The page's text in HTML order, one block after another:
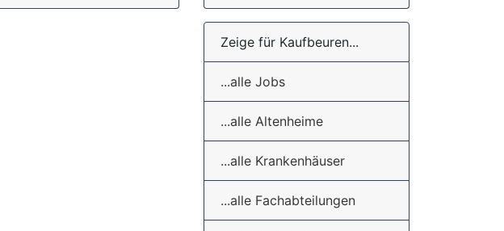
Zeige für Kaufbeuren...
...alle Jobs
...alle Altenheime
...alle Krankenhäuser
...alle Fachabteilungen